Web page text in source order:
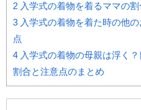
2 入学式の着物を着るママの
3 入学式の着物を着た時の他
点
4 入学式の着物の母親は浮く
割合と注意点のまとめ